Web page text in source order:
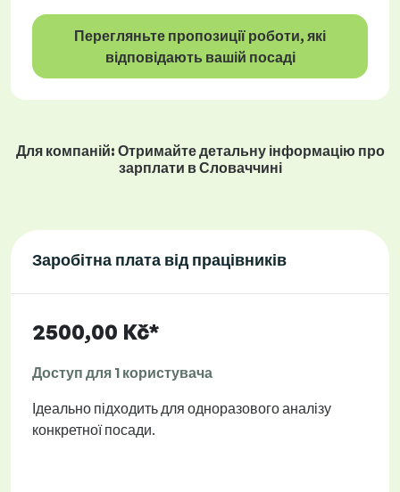
Перегляньте пропозиції роботи, які
відповідають вашій посаді
Для компаній: Отримайте детальну інформацію про
зарплати в Словаччині
Заробітна плата від працівників
2500,00 Kč*
Доступ для 1 користувача
Ідеально підходить для одноразового аналізу
конкретної посади.